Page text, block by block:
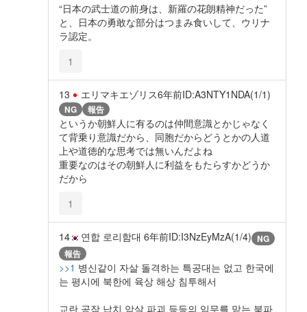
“日本の武士道の前身は、新羅の花朗精神だった”
と、日本の勇敢な部分はつまみ食いして、ウリナ
ラ認定。
1
13 エリマキエゾリス6年前ID:A3NTY1NDA(1/1)
NG 報告
というか朝鮮人に有るのは仲間意識とかじゃなく
て背乗り意識だから、同胞だからどうとかの人道
上や道徳的な思考では無いんだよね
重要なのはその朝鮮人に利益をもたらすかどうか
だから
1
14 연합 로리함대 6年前ID:I3NzEyMzA(1/4) NG
報告
>>1 병신같이 자살 돌격하는 특공대는 없고 한국에
는 평시에 북한에 육상 해상 침투해서
교란 공작 납치 암살 파괴 등등의 임무를 맡는 북파